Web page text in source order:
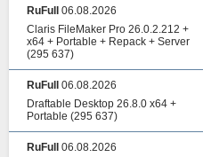
RuFull
06.08.2026
Claris FileMaker Pro 26.0.2.212 +
x64 + Portable + Repack + Server
(295 637)
RuFull
06.08.2026
Draftable Desktop 26.8.0 x64 +
Portable (295 637)
RuFull
06.08.2026